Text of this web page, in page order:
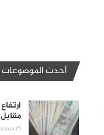
أحدث الموضوعات
أغسطس 6,